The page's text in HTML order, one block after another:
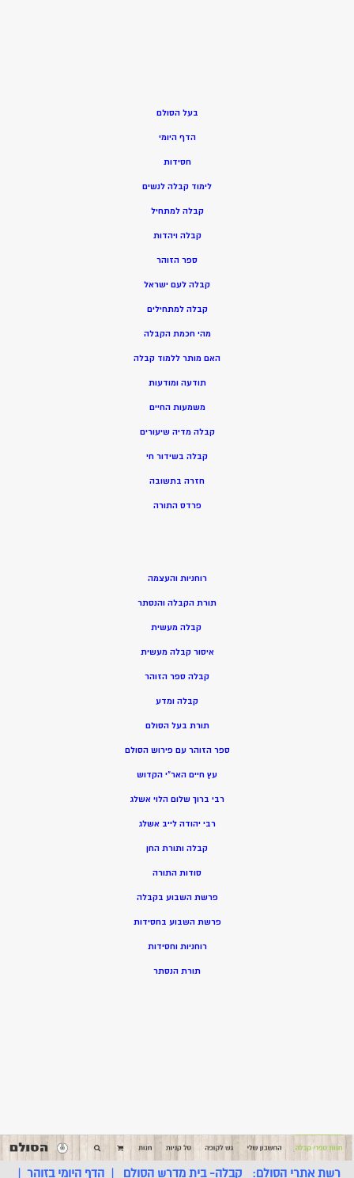
בעל הסולם
הדף היומי
חסידות
לימוד קבלה לנשים
קבלה למתחיל
קבלה ויהדות
ספר הזוהר
קבלה לעם ישראל
קבלה למתחילים
מהי חכמת הקבלה
האם מותר ללמוד קבלה
תודעה ומודעות
משמעות החיים
קבלה מדיה שיעורים
קבלה בשידור חי
חזרה בתשובה
פרדס התורה
רוחניות והעצמה
תורת הקבלה והנסתר
קבלה מעשית
איסור קבלה מעשית
קבלה ספר הזוהר
קבלה ומדע
תורת בעל הסולם
ספר הזוהר עם פירוש הסולם
עץ חיים האר”י הקדוש
רבי ברוך שלום הלוי אשלג
רבי יהודה לייב אשלג
קבלה ותורת החן
סודות התורה
פרשת השבוע בקבלה
פרשת השבוע בחסידות
רוחניות וחסידות
תורת הנסתר
רשת אתרי הסולם: קבלה- בית מדרש הסולם |הדף היומי בזוהר |